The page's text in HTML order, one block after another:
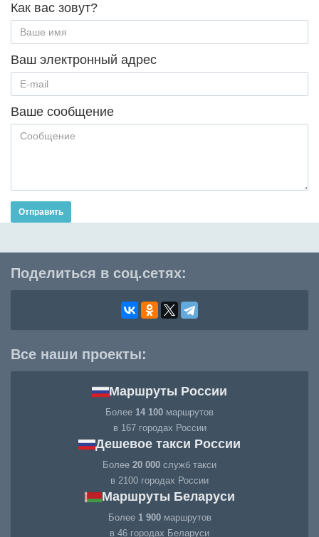
Как вас зовут?
Ваш электронный адрес
Ваше сообщение
Отправить
Поделиться в соц.сетях:
Все наши проекты:
Маршруты России
Более 14 100 маршрутов
в 167 городах России
Дешевое такси России
Более 20 000 служб такси
в 2100 городах России
Маршруты Беларуси
Более 1 900маршрутов
в 46 городах Беларуси